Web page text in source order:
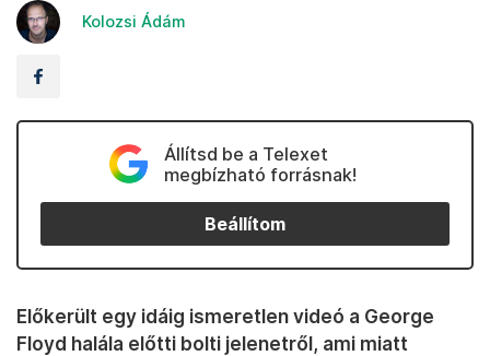
Kolozsi Ádám
Állítsd be a Telexet
megbízható forrásnak!
Beállítom
Előkerült egy idáig ismeretlen videó a George
Floyd halála előtti bolti jelenetről, ami miatt